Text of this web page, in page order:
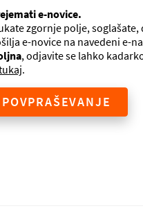
e-novice.
zgornje polje, soglašate,
e-novice na navedeni e-
, odjavite se lahko
.